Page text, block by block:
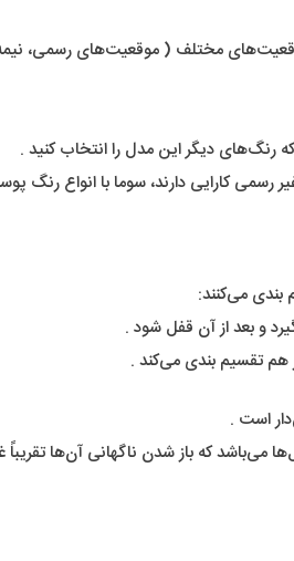
مختلف ( موقعیت‌های رسمی، نیمه
رنگ‌های‌ دیگر این مدل را انتخاب کنید .
رسمی کارایی دارند، سوما با انواع
می‌کنند:
و بعد از آن قفل شود .
هم تقسیم بندی می‌کند .
که باز شدن ناگهانی آن‌ها